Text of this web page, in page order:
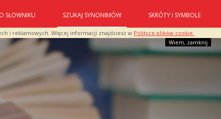
i reklamowych. Więcej informacji znajdziesz w Polityce plików cookie.
Wiem, zamknij
O SŁOWNIKU SZUKAJ SYNONIMÓW SKRÓTY I SYMBOLE